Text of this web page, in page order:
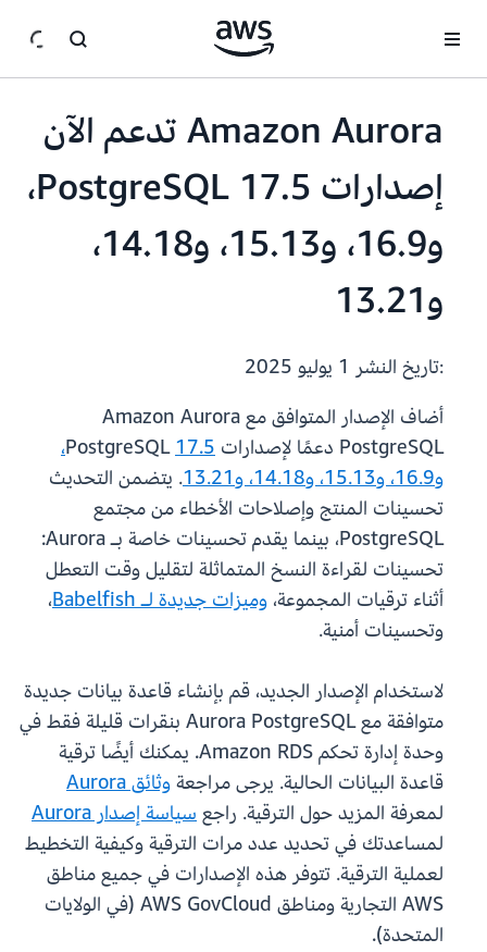
Amazon Aurora تدعم الآن
إصدارات PostgreSQL 17.5،
و16.9، و15.13، و14.18،
و13.21
:تاريخ النشر
أضاف الإصدار المتوافق مع Amazon Aurora
PostgreSQL دعمًا لإصدارات PostgreSQL
17.5،
و16.9، و15.13، و14.18، و13.21
. يتضمن التحديث
تحسينات المنتج وإصلاحات الأخطاء من مجتمع
PostgreSQL، بينما يقدم تحسينات خاصة بـ Aurora:
تحسينات لقراءة النسخ المتماثلة لتقليل وقت التعطل
أثناء ترقيات المجموعة، وميزات جديدة لـ Babelfish
،
وتحسينات أمنية.
لاستخدام الإصدار الجديد، قم بإنشاء قاعدة بيانات جديدة
متوافقة مع Aurora PostgreSQL بنقرات قليلة فقط في
وحدة إدارة تحكم Amazon RDS. يمكنك أيضًا ترقية
قاعدة البيانات الحالية. يرجى مراجعةوثائق Aurora
لمعرفة المزيد حول الترقية. راجعسياسة إصدار Aurora
لمساعدتك في تحديد عدد مرات الترقية وكيفية التخطيط
لعملية الترقية. تتوفر هذه الإصدارات في جميع مناطق
AWS التجارية ومناطق AWS GovCloud (في الولايات
المتحدة).